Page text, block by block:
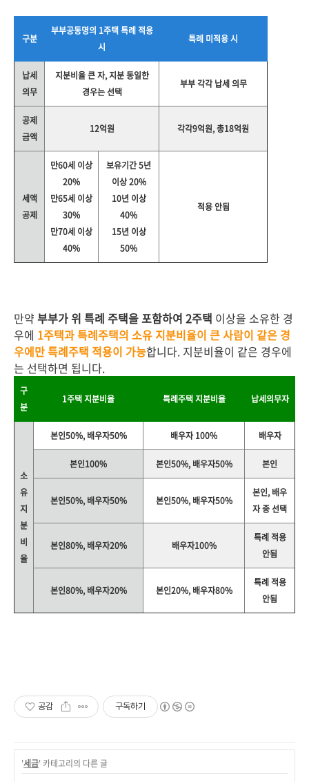
구분
부부공동명의 1주택 특례 적용
시
특례 미적용 시
납세
의무
지분비율 큰 자, 지분 동일한
경우는 선택
부부 각각 납세 의무
공제
금액
12억원 각각9억원, 총18억원
세액
공제
만60세 이상
20%
만65세 이상
30%
만70세 이상
40%
보유기간 5년
이상 20%
10년 이상
40%
15년 이상
50%
적용 안됨
만약 부부가 위 특례 주택을 포함하여 2주택 이상을 소유한 경
우에 1주택과 특례주택의 소유 지분비율이 큰 사람이 같은 경
우에만 특례주택 적용이 가능합니다. 지분비율이 같은 경우에
는 선택하면 됩니다.
구
분
1주택 지분비율 특례주택 지분비율 납세의무자
소
유
지
분
비
율
본인50%, 배우자50% 배우자 100% 배우자
본인100% 본인50%, 배우자50% 본인
본인50%, 배우자50% 본인50%, 배우자50%
본인, 배우
자 중 선택
본인80%, 배우자20% 배우자100%
특례 적용
안됨
본인80%, 배우자20% 본인20%, 배우자80%
특례 적용
안됨
공감 구독하기
'세금' 카테고리의 다른 글